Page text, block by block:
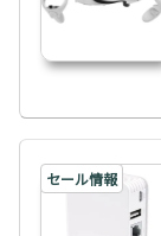
セール情報